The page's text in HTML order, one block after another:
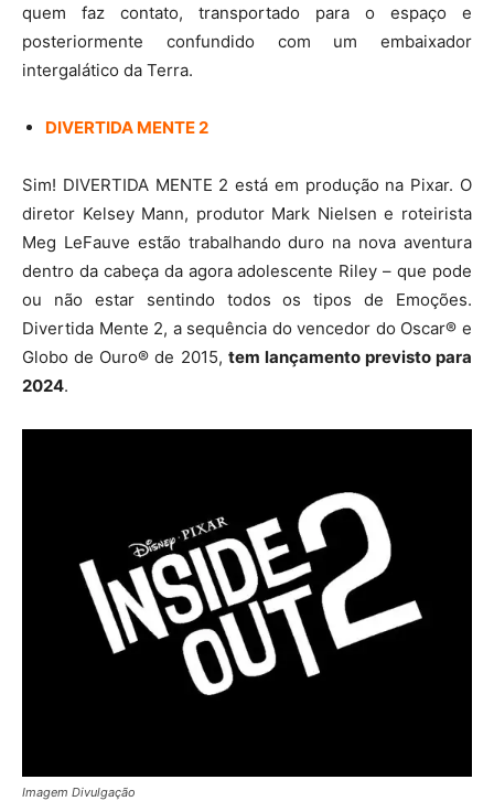
quem faz contato, transportado para o espaço e
posteriormente confundido com um embaixador
intergalático da Terra.
DIVERTIDA MENTE 2
Sim! DIVERTIDA MENTE 2 está em produção na Pixar. O
diretor Kelsey Mann, produtor Mark Nielsen e roteirista
Meg LeFauve estão trabalhando duro na nova aventura
dentro da cabeça da agora adolescente Riley – que pode
ou não estar sentindo todos os tipos de Emoções.
Divertida Mente 2, a sequência do vencedor do Oscar® e
Globo de Ouro® de 2015, tem lançamento previsto para
2024.
Imagem Divulgação